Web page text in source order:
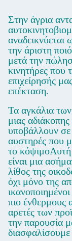
Στην άγρια
την άριστη
μετά την
κινητήρες που
επιχείρησής
επέκταση.
Τα αγκάλια
μιας
υποβάλλουν σε
αυστηρές που
το
είναι μια
λίθος της
όχι μόνο της
πιο ένθερμους
αρετές των
την παρουσία